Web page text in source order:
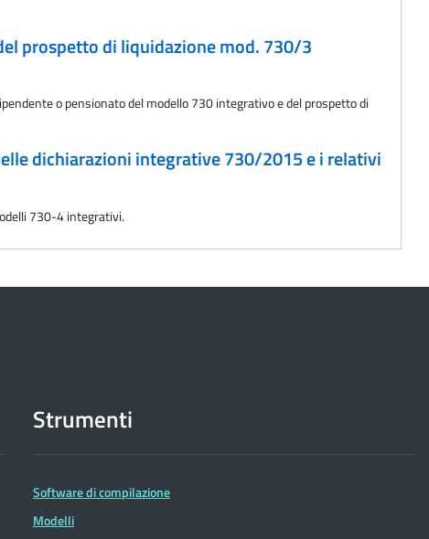
prospetto di liquidazione mod. 730/3
o pensionato del modello 730 integrativo e del prospetto di
dichiarazioni integrative 730/2015 e i relativi
730-4 integrativi.
Strumenti
Software di compilazione
Modelli